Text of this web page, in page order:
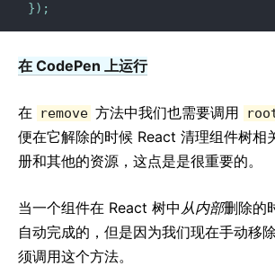
}) ;
在 CodePen 上运行
在 remove 方法中我们也需要调用
便在它解除的时候 React 清理组件树相
册和其他的资源，这点是是很重要的。
当一个组件在 React 树中从内部删除的
自动完成的，但是因为我们现在手动移
须调用这个方法。